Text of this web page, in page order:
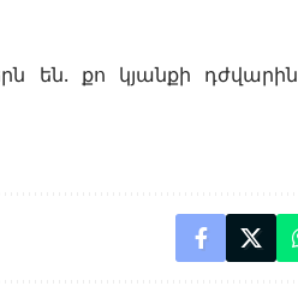
են. քո կյանքի դժվարին